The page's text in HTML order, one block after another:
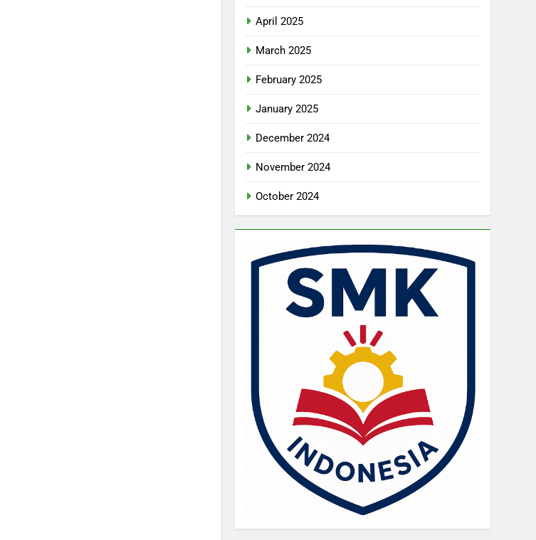
April 2025
March 2025
February 2025
January 2025
December 2024
November 2024
October 2024